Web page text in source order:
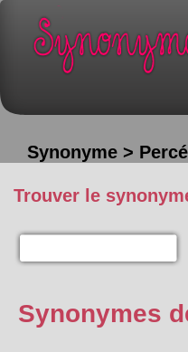
Synonyme > Percé
Trouver le
Synonymes